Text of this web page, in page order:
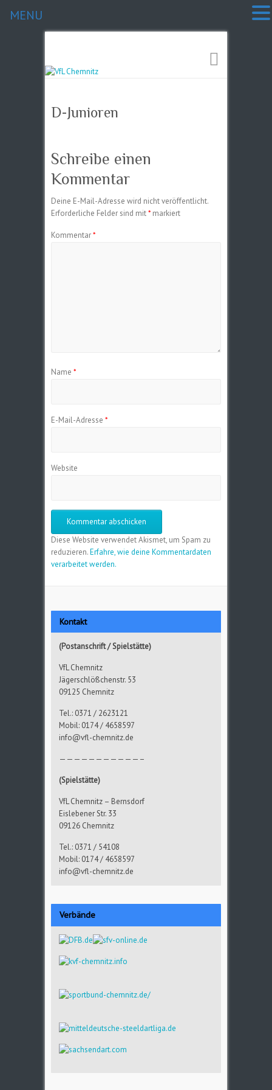
D-Junioren
Schreibe einen
Kommentar
Deine E-Mail-Adresse wird nicht veröffentlicht.
Erforderliche Felder sind mit* markiert
Kommentar*
Name *
E-Mail-Adresse *
Website
Diese Website verwendet Akismet, um Spam zu
reduzieren.Erfahre, wie deine Kommentardaten
verarbeitet werden.
Kontakt
(Postanschrift / Spielstätte)
VfL Chemnitz
Jägerschlößchenstr. 53
09125 Chemnitz
Tel.: 0371 / 2623121
Mobil: 0174 / 4658597
info@vfl-chemnitz.de
———————————–
(Spielstätte)
VfL Chemnitz – Bernsdorf
Eislebener Str. 33
09126 Chemnitz
Tel.: 0371 / 54108
Mobil: 0174 / 4658597
info@vfl-chemnitz.de
Verbände
MENU